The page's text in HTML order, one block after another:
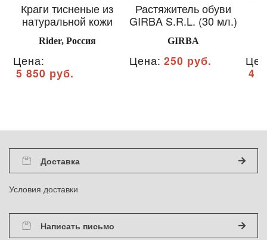
Краги тисненые из
натуральной кожи
Rider, Россия
Цена:
5 850 руб.
Растяжитель обуви
GIRBA S.R.L. (30 мл.)
GIRBA
Цена: 250 руб.
4
Доставка
Условия доставки
Написать письмо